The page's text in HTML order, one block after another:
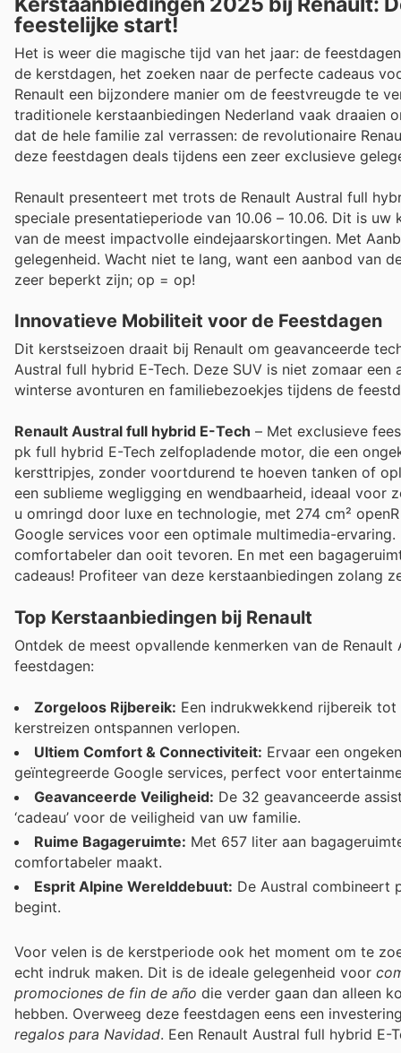
feestelijke start!
Het is weer die magische tijd van het jaar: de
de kerstdagen, het zoeken naar de perfecte cadeaus
Renault een bijzondere manier om de feestvreugde te
traditionele kerstaanbiedingen Nederland vaak draaien
dat de hele familie zal verrassen: de revolutionaire
deze feestdagen deals tijdens een zeer exclusieve
Renault presenteert met trots de Renault Austral full
speciale presentatieperiode van 10.06 – 10.06. Dit is
van de meest impactvolle eindejaarskortingen. Met
gelegenheid. Wacht niet te lang, want een aanbod van
zeer beperkt zijn; op = op!
Innovatieve Mobiliteit voor de Feestdagen
Dit kerstseizoen draait bij Renault om geavanceerde
Austral full hybrid E-Tech. Deze SUV is niet zomaar
winterse avonturen en familiebezoekjes tijdens de
Renault Austral full hybrid E-Tech – Met exclusieve
pk full hybrid E-Tech zelfopladende motor, die een
kersttripjes, zonder voortdurend te hoeven tanken of
een sublieme wegligging en wendbaarheid, ideaal voor
u omringd door luxe en technologie, met 274 cm²
Google services voor een optimale multimedia-
comfortabeler dan ooit tevoren. En met een
cadeaus! Profiteer van deze kerstaanbiedingen zolang
Top Kerstaanbiedingen bij Renault
Ontdek de meest opvallende kenmerken van de
feestdagen:
Zorgeloos Rijbereik: Een indrukwekkend rijbereik
kerstreizen ontspannen verlopen.
Ultiem Comfort & Connectiviteit: Ervaar een
geïntegreerde Google services, perfect voor
Geavanceerde Veiligheid: De 32 geavanceerde
‘cadeau’ voor de veiligheid van uw familie.
Ruime Bagageruimte: Met 657 liter aan
comfortabeler maakt.
Esprit Alpine Werelddebuut: De Austral combineert
begint.
Voor velen is de kerstperiode ook het moment om te
echt indruk maken. Dit is de ideale gelegenheid voor
promociones de fin de año die verder gaan dan alleen
hebben. Overweeg deze feestdagen eens een
regalos para Navidad. Een Renault Austral full hybrid